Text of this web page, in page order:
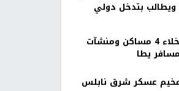
ويطالب بتدخل دولي
الاحتلال يخطر بإخلاء 4 مساكن ومنشآت
يطا
مخيم عسكر شرق نابلس